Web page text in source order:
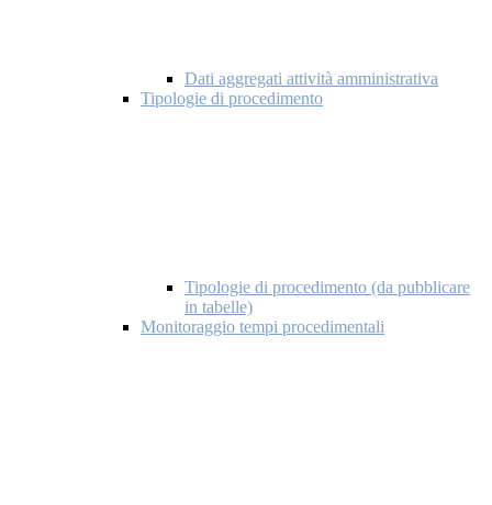
Dati aggregati attività amministrativa
Tipologie di procedimento
Tipologie di procedimento (da pubblicare
in tabelle)
Monitoraggio tempi procedimentali